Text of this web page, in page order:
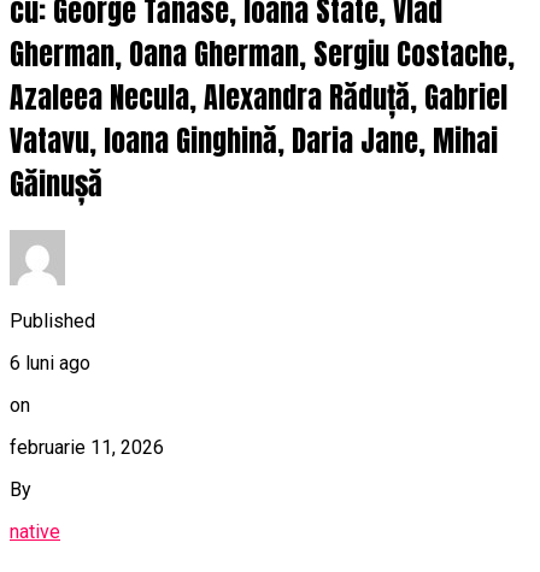
cu: George Tănase, Ioana State, Vlad
Gherman, Oana Gherman, Sergiu Costache,
Azaleea Necula, Alexandra Răduță, Gabriel
Vatavu, Ioana Ginghină, Daria Jane, Mihai
Găinușă
Published
6 luni ago
on
februarie 11, 2026
By
native